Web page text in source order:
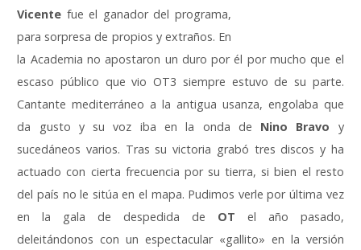
Vicente fue el ganador del programa,
para sorpresa de propios y extraños. En
la Academia no apostaron un duro por él por mucho que el
escaso público que vio OT3 siempre estuvo de su parte.
Cantante mediterráneo a la antigua usanza, engolaba que
da gusto y su voz iba en la onda de Nino Bravo y
sucedáneos varios. Tras su victoria grabó tres discos y ha
actuado con cierta frecuencia por su tierra, si bien el resto
del país no le sitúa en el mapa. Pudimos verle por última vez
en la gala de despedida de OT el año pasado,
deleitándonos con un espectacular «gallito» en la versión